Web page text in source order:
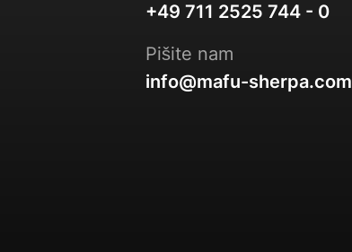
+49 711 2525 744 - 0
Pišite nam
info@mafu-sherpa.com